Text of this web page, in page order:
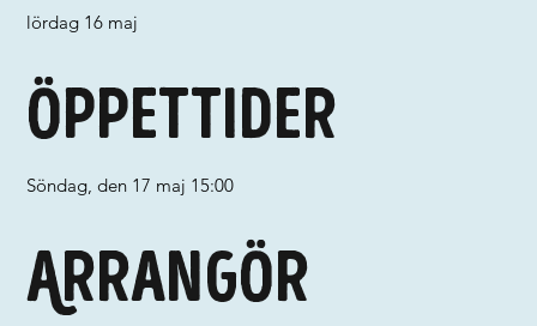
lördag 16 maj
Arrangör
Öppettider
Söndag, den 17 maj 15:00